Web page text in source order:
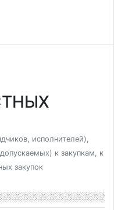
исполнителей),
к закупкам, к
закупок